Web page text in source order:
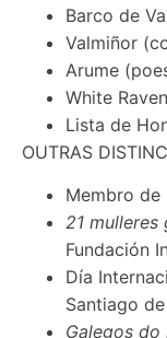
Barco de
Valmiñor
Arume
White
Lista de
OUTRAS
Membro de
21 mulleres
Fundación
Día
Santiago
Galegos do